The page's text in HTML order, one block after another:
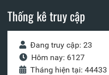
Thống kê truy cập
Đang truy cập: 23
Hôm nay: 6127
Tháng hiện tại: 44433